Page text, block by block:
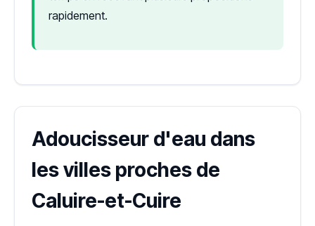
rapidement.
Adoucisseur d'eau dans
les villes proches de
Caluire-et-Cuire